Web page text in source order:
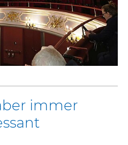
immer